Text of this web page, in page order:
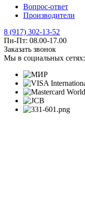
Вопрос-ответ
Производители
8 (917) 302-13-52
Пн-Пт: 08.00-17.00
Заказать звонок
Мы в социальных сетях: